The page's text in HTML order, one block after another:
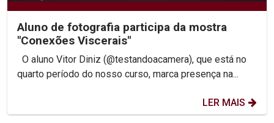
Aluno de fotografia participa da mostra
"Conexões Viscerais"
quarto período do nosso curso, marca presença na...
LER MAIS